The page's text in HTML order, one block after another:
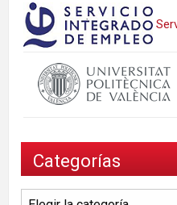
Categorías
Categorías